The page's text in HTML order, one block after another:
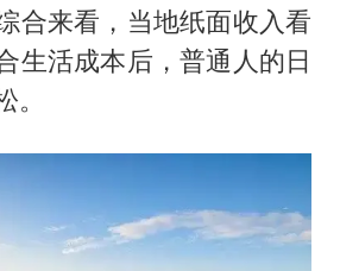
合来看，当地纸面收入看
生活成本后，普通人的日